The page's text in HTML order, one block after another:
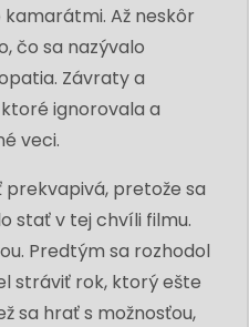
kamarátmi. Až neskôr
čo sa nazývalo
Závraty a
ignorovala a
veci.
pretože sa
stať v tej chvíli filmu.
Predtým sa rozhodol
stráviť rok, ktorý ešte
sa hrať s možnosťou,